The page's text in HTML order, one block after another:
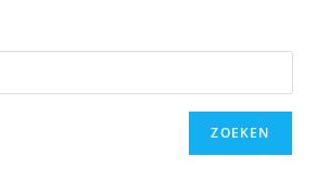
ZOEKEN